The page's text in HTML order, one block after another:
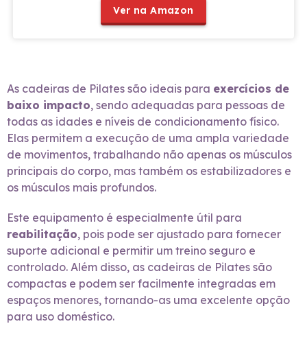
Ver na Amazon
As cadeiras de Pilates são ideais para exercícios de
baixo impacto, sendo adequadas para pessoas de
todas as idades e níveis de condicionamento físico.
Elas permitem a execução de uma ampla variedade
de movimentos, trabalhando não apenas os músculos
principais do corpo, mas também os estabilizadores e
os músculos mais profundos.
Este equipamento é especialmente útil para
reabilitação, pois pode ser ajustado para fornecer
suporte adicional e permitir um treino seguro e
controlado. Além disso, as cadeiras de Pilates são
compactas e podem ser facilmente integradas em
espaços menores, tornando-as uma excelente opção
para uso doméstico.